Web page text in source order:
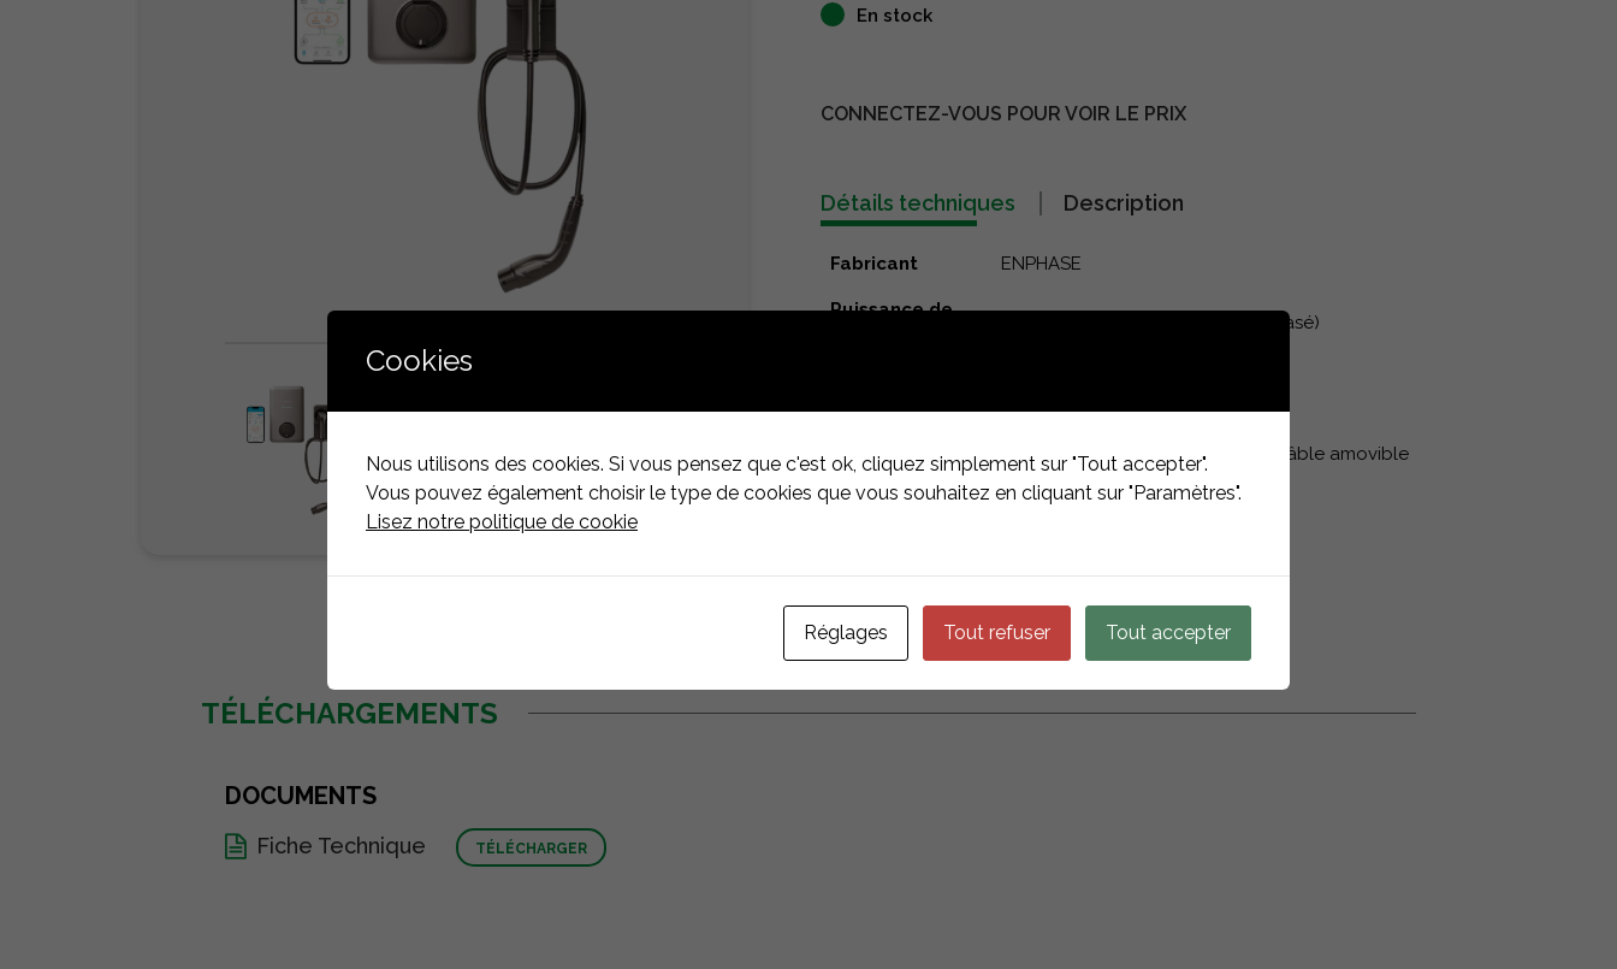
En stock
CONNECTEZ-VOUS POUR VOIR LE PRIX
Détails techniques Description
Fabricant ENPHASE
Puissance de
22 kW (triphasé), 7,4 kW (monophasé)
sortie nominal
Connecteur Prise intégrée fermée de type 2, câble amovible
Dimensions du
TÉLÉCHARGEMENTS
DOCUMENTS
Fiche Technique TÉLÉCHARGER
Cookies
Nous utilisons des cookies. Si vous pensez que c'est ok, cliquez simplement sur "Tout accepter".
Vous pouvez également choisir le type de cookies que vous souhaitez en cliquant sur "Paramètres".
Lisez notre politique de cookie
Réglages Tout refuser Tout accepter